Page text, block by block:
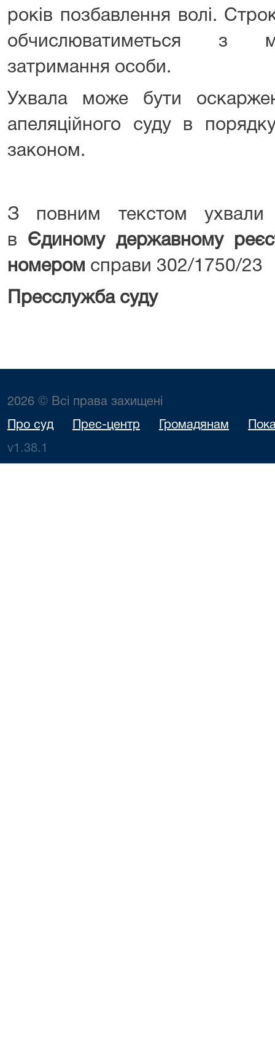
років позбавлення волі.
обчислюватиметься з
затримання особи.
Ухвала може бути
апеляційного суду в
законом.
З повним текстом ухвали
в Єдиному державному
номером справи 302/1750/23
Пресслужба суду
2026 © Всі права захищені
Про суд Прес-центр Громадянам
v1.38.1